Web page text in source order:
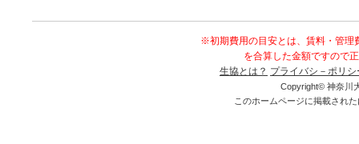
※初期費用の目安とは、賃料・管理
を合算した金額ですので
生協とは？ プライバシ－ポリシ
Copyright© 神奈川
このホームページに掲載され